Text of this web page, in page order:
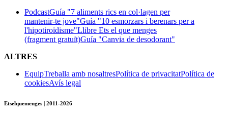
PodcastGuía "7 aliments rics en col·lagen per
mantenir-te jove"Guía "10 esmorzars i berenars per a
l'hipotiroïdisme"Llibre Ets el que menges
(fragment gratuït)Guía "Canvia de desodorant"
ALTRES
EquipTreballa amb nosaltresPolítica de privacitatPolítica de
cookiesAvís legal
Etselquemenges | 2011-2026